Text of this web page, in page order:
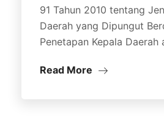
91 Tahun 2010 tentang
Daerah yang Dipungut
Penetapan Kepala Daerah
Read More